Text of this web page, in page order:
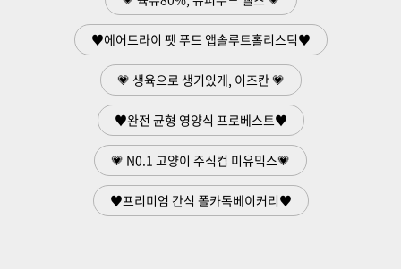
♥에어드라이 펫 푸드 앱솔루트홀리스틱♥
💗 생육으로 생기있게, 이즈칸 💗
♥완전 균형 영양식 프로베스트♥
💗 N0.1 고양이 주식컵 미유믹스💗
♥프리미엄 간식 폴카독베이커리♥